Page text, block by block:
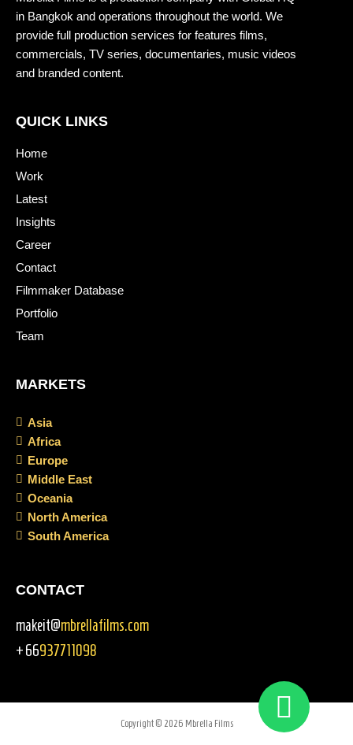
in Bangkok and operations throughout the world. We
provide full production services for features films,
commercials, TV series, documentaries, music videos
and branded content.
QUICK LINKS
Home
Work
Latest
Insights
Career
Contact
Filmmaker Database
Portfolio
Team
MARKETS
Asia
Africa
Europe
Middle East
Oceania
North America
South America
CONTACT
makeit@mbrellafilms.com
+66937711098
Copyright © 2026 Mbrella Films